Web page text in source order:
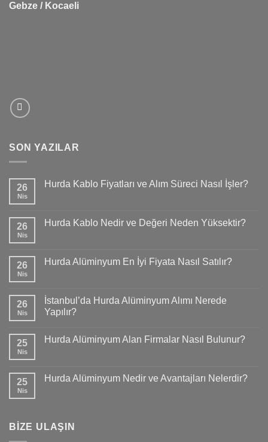
Gebze / Kocaeli
SON YAZILAR
26
Nis
Hurda Kablo Fiyatları ve Alım Süreci Nasıl İşler?
26
Nis
Hurda Kablo Nedir ve Değeri Neden Yüksektir?
26
Nis
Hurda Alüminyum En İyi Fiyata Nasıl Satılır?
26
Nis
İstanbul’da Hurda Alüminyum Alımı Nerede
Yapılır?
25
Nis
Hurda Alüminyum Alan Firmalar Nasıl Bulunur?
25
Nis
Hurda Alüminyum Nedir ve Avantajları Nelerdir?
BİZE ULAŞIN